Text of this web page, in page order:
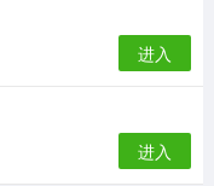
进入
进入